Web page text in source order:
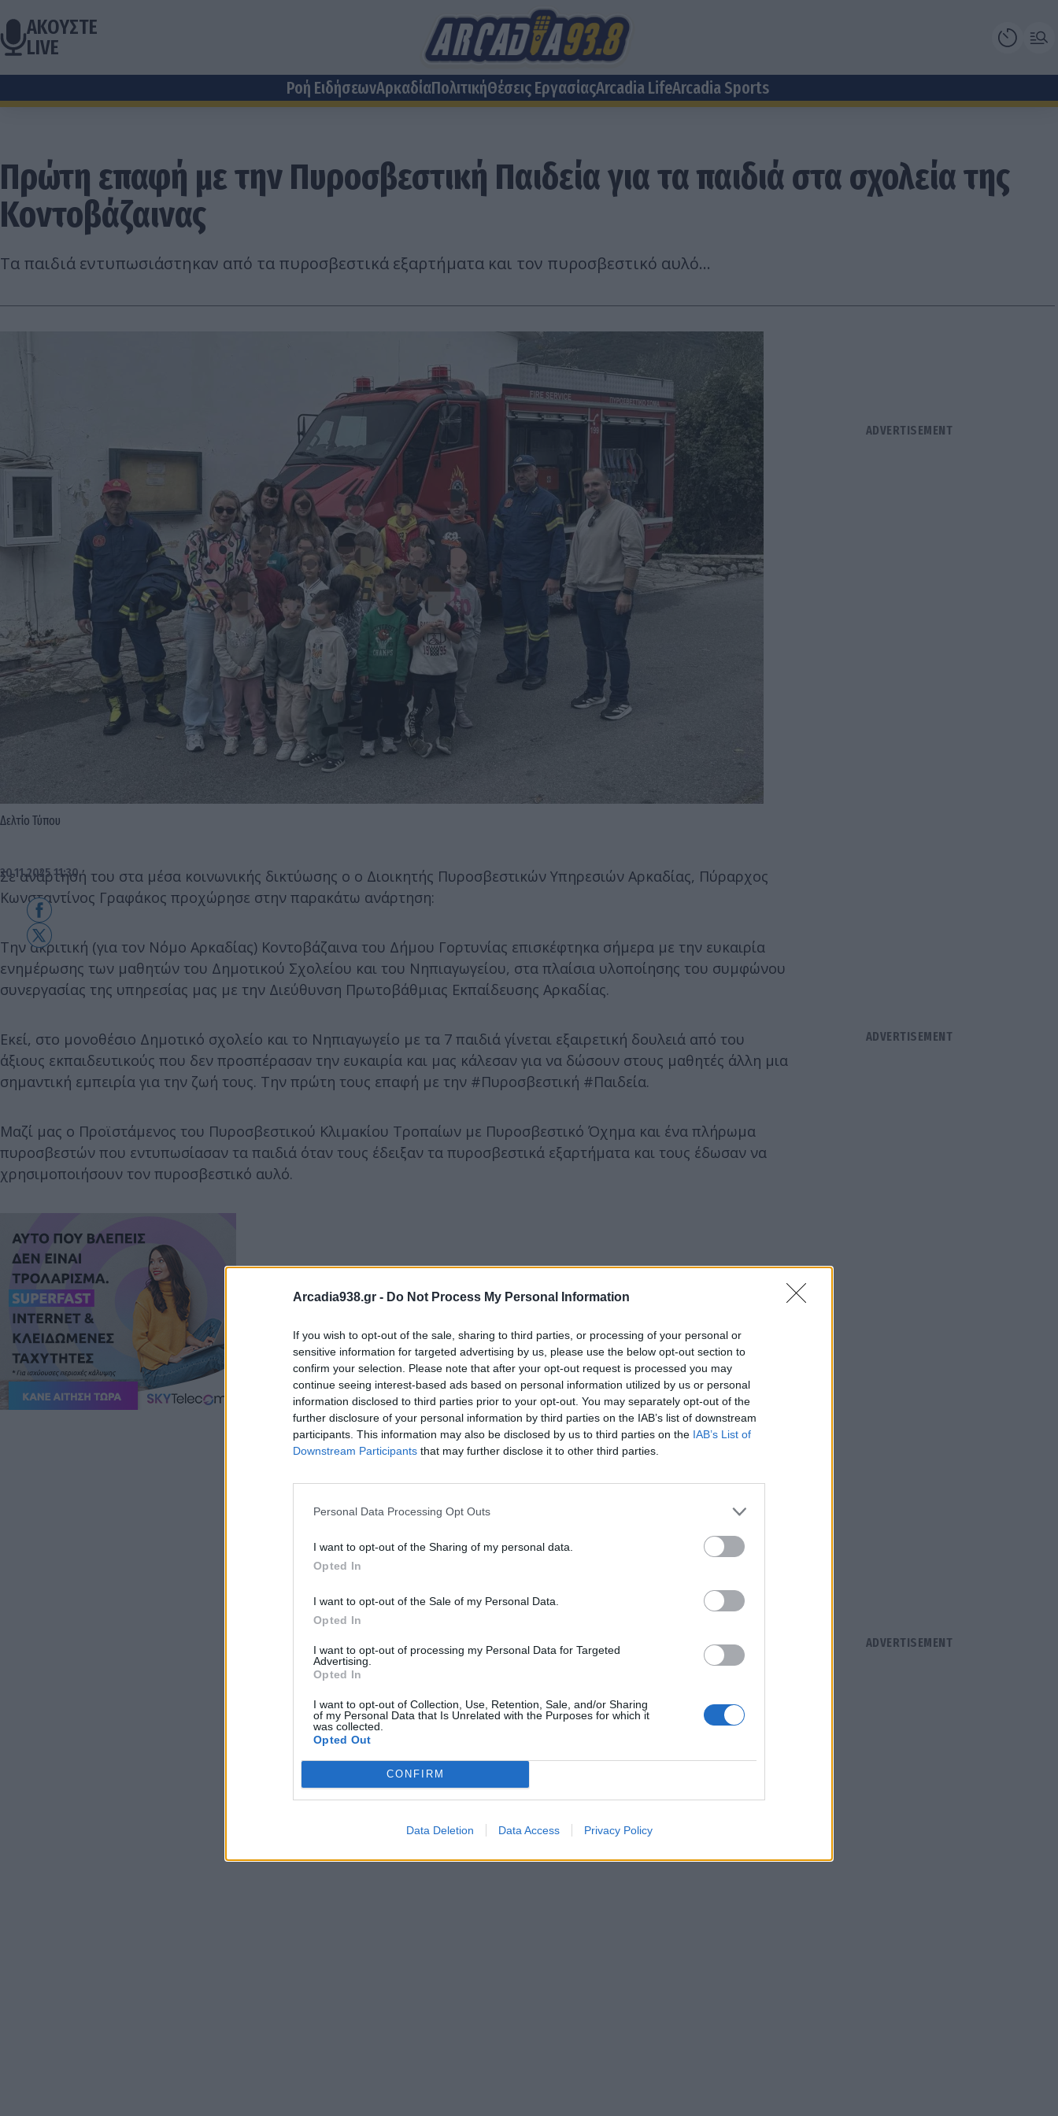
Arcadia938.gr - Do Not Process My Personal Information
If you wish to opt-out of the sale, sharing to third parties, or processing of your personal or
sensitive information for targeted advertising by us, please use the below opt-out section to
confirm your selection. Please note that after your opt-out request is processed you may
continue seeing interest-based ads based on personal information utilized by us or personal
information disclosed to third parties prior to your opt-out. You may separately opt-out of the
further disclosure of your personal information by third parties on the IAB’s list of downstream
participants. This information may also be disclosed by us to third parties on the IAB’s List of
Downstream Participants that may further disclose it to other third parties.
Personal Data Processing Opt Outs
I want to opt-out of the Sharing of my personal data.
Opted In
I want to opt-out of the Sale of my Personal Data.
Opted In
I want to opt-out of processing my Personal Data for Targeted
Advertising.
Opted In
I want to opt-out of Collection, Use, Retention, Sale, and/or Sharing
of my Personal Data that Is Unrelated with the Purposes for which it
was collected.
Opted Out
CONFIRM
Data Deletion Data Access Privacy Policy
ΑΚΟΥΣΤΕ
LIVE
Ροή ΕιδήσεωνΑρκαδίαΠολιτικήΘέσεις EργασίαςArcadia LifeArcadia Sports
Πρώτη επαφή με την Πυροσβεστική Παιδεία για τα παιδιά στα σχολεία της
Κοντοβάζαινας
Τα παιδιά εντυπωσιάστηκαν από τα πυροσβεστικά εξαρτήματα και τον πυροσβεστικό αυλό...
Δελτίο Τύπου
20.11.2025 11:30
Σε ανάρτησή του στα μέσα κοινωνικής δικτύωσης ο ο Διοικητής Πυροσβεστικών Υπηρεσιών Αρκαδίας, Πύραρχος
Κωνσταντίνος Γραφάκος προχώρησε στην παρακάτω ανάρτηση:
Την ακριτική (για τον Νόμο Αρκαδίας) Κοντοβάζαινα του Δήμου Γορτυνίας επισκέφτηκα σήμερα με την ευκαιρία
ενημέρωσης των μαθητών του Δημοτικού Σχολείου και του Νηπιαγωγείου, στα πλαίσια υλοποίησης του συμφώνου
συνεργασίας της υπηρεσίας μας με την Διεύθυνση Πρωτοβάθμιας Εκπαίδευσης Αρκαδίας.
Εκεί, στο μονοθέσιο Δημοτικό σχολείο και το Νηπιαγωγείο με τα 7 παιδιά γίνεται εξαιρετική δουλειά από του
άξιους εκπαιδευτικούς που δεν προσπέρασαν την ευκαιρία και μας κάλεσαν για να δώσουν στους μαθητές άλλη μια
σημαντική εμπειρία για την ζωή τους. Την πρώτη τους επαφή με την #Πυροσβεστική #Παιδεία.
Μαζί μας ο Προϊστάμενος του Πυροσβεστικού Κλιμακίου Τροπαίων με Πυροσβεστικό Όχημα και ένα πλήρωμα
πυροσβεστών που εντυπωσίασαν τα παιδιά όταν τους έδειξαν τα πυροσβεστικά εξαρτήματα και τους έδωσαν να
χρησιμοποιήσουν τον πυροσβεστικό αυλό.